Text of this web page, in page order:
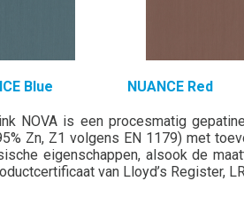
Blue NUANCE
NOVA is een procesmatig
Zn, Z1 volgens EN 1179) met
eigenschappen, alsook de
van Lloyd’s Register,